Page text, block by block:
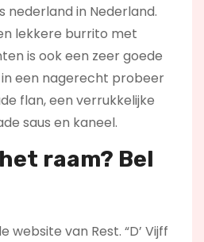
nederland in Nederland.
lekkere burrito met
is ook een zeer goede
in een nagerecht probeer
flan, een verrukkelijke
saus en kaneel.
raam? Bel
website van Rest. “D’ Vijff